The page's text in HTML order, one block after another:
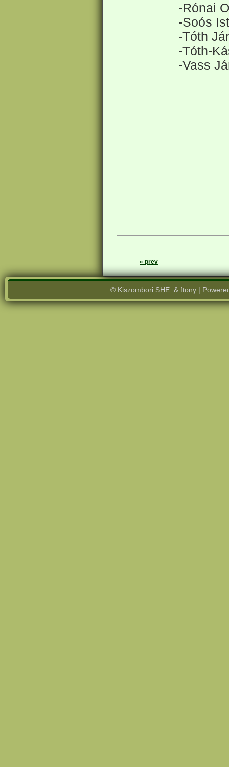
-Rónai
-Soós
-Tóth
-Tóth-
-Vass
« prev
© Kiszombori SHE. & ftony |